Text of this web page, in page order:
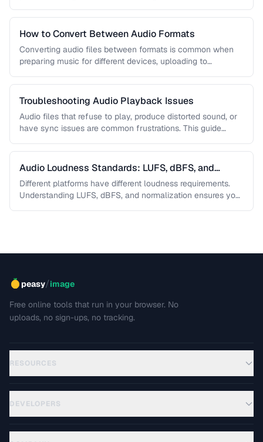
How to Convert Between Audio Formats
Converting audio files between formats is common when
preparing music for different devices, uploading to
Troubleshooting Audio Playback Issues
Audio files that refuse to play, produce distorted sound, or
have sync issues are common frustrations. This guide
Audio Loudness Standards: LUFS, dBFS, and
Normalization
Different platforms have different loudness requirements.
Understanding LUFS, dBFS, and normalization ensures your
peasy/image
Free online tools that run in your browser. No
uploads, no sign-ups, no tracking.
RESOURCES
DEVELOPERS